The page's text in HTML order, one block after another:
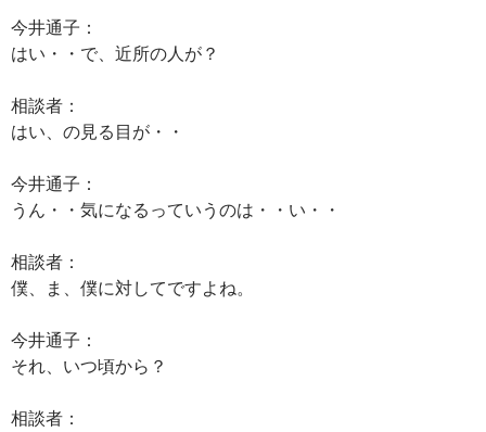
今井通子：
はい・・で、近所の人が？
相談者：
はい、の見る目が・・
今井通子：
うん・・気になるっていうのは・・い・・
相談者：
僕、ま、僕に対してですよね。
今井通子：
それ、いつ頃から？
相談者：